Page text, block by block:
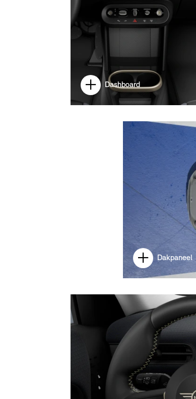
Dashboard
Dakpaneel